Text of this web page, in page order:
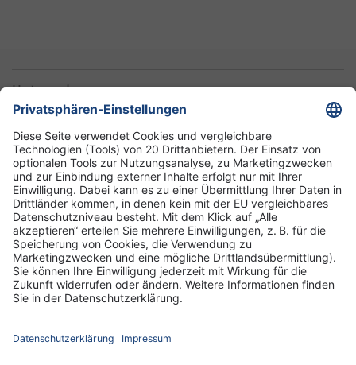
Unternehmen
Informationen
Standorte
DRK-Schwesternschaft Berlin
Impressum